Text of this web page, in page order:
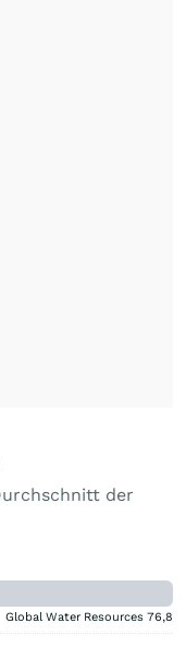
der
Global Water Resources 76,8